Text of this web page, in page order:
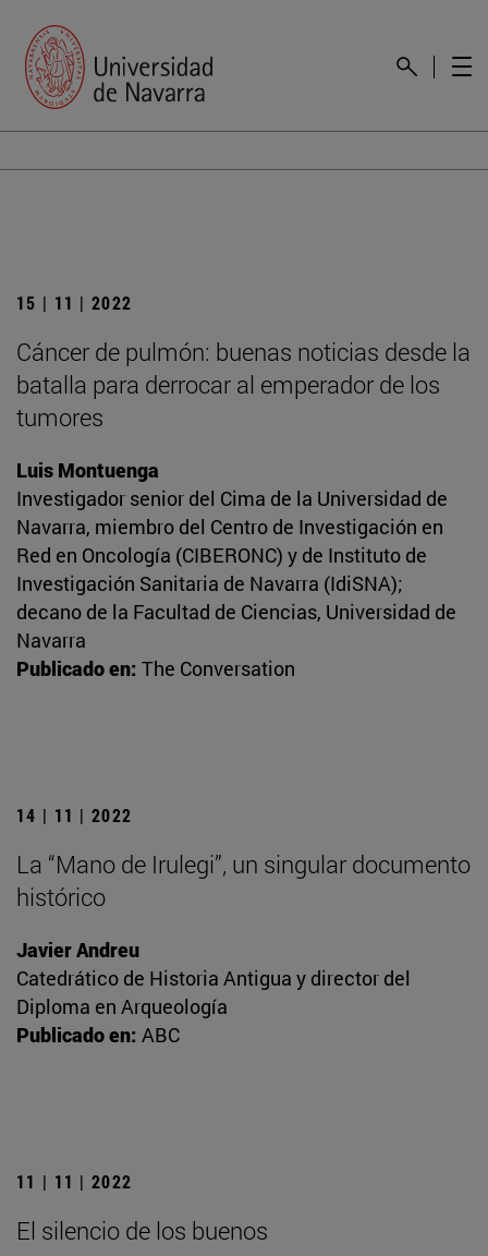
15 | 11 | 2022
Cáncer de pulmón: buenas noticias desde la
batalla para derrocar al emperador de los
tumores
Luis Montuenga
Investigador senior del Cima de la Universidad de
Navarra, miembro del Centro de Investigación en
Red en Oncología (CIBERONC) y de Instituto de
Investigación Sanitaria de Navarra (IdiSNA);
decano de la Facultad de Ciencias, Universidad de
Navarra
Publicado en: The Conversation
14 | 11 | 2022
La “Mano de Irulegi”, un singular documento
histórico
Javier Andreu
Catedrático de Historia Antigua y director del
Diploma en Arqueología
Publicado en: ABC
11 | 11 | 2022
El silencio de los buenos